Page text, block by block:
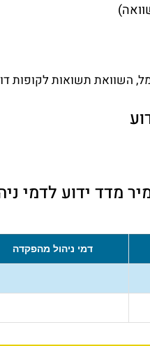
השוואת תשואות לקופות
מדד ידוע לדמי
דמי ניהול מהפקדה